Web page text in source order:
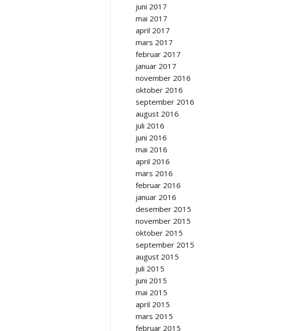
juni 2017
mai 2017
april 2017
mars 2017
februar 2017
januar 2017
november 2016
oktober 2016
september 2016
august 2016
juli 2016
juni 2016
mai 2016
april 2016
mars 2016
februar 2016
januar 2016
desember 2015
november 2015
oktober 2015
september 2015
august 2015
juli 2015
juni 2015
mai 2015
april 2015
mars 2015
februar 2015